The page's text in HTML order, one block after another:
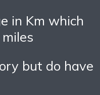
in Km which
but do have